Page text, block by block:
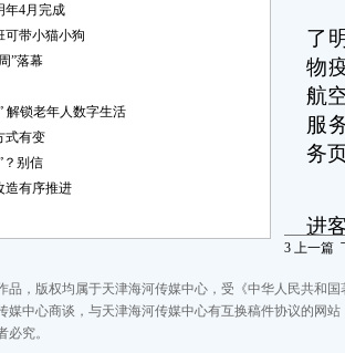
年4月完成
可带小猫小狗
”落幕
解锁老年人数字生活
式有变
？别信
造有序推进
了
物
航
服
务
进
州
明
沙
3 上一篇
品，版权均属于天津海河传媒中心，受《中华人民共和
媒中心商谈，与天津海河传媒中心有互换稿件协议的网
究。